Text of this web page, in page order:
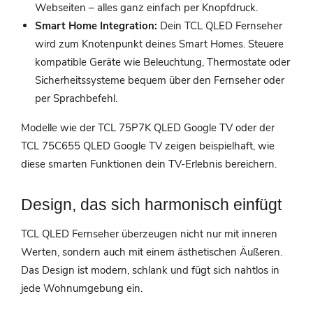
Webseiten – alles ganz einfach per Knopfdruck.
Smart Home Integration: Dein TCL QLED Fernseher
wird zum Knotenpunkt deines Smart Homes. Steuere
kompatible Geräte wie Beleuchtung, Thermostate oder
Sicherheitssysteme bequem über den Fernseher oder
per Sprachbefehl.
Modelle wie der TCL 75P7K QLED Google TV oder der
TCL 75C655 QLED Google TV zeigen beispielhaft, wie
diese smarten Funktionen dein TV-Erlebnis bereichern.
Design, das sich harmonisch einfügt
TCL QLED Fernseher überzeugen nicht nur mit inneren
Werten, sondern auch mit einem ästhetischen Äußeren.
Das Design ist modern, schlank und fügt sich nahtlos in
jede Wohnumgebung ein.